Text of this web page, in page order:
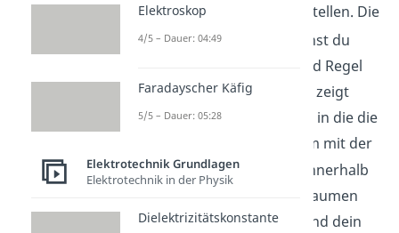
vom Anfang wiederherzustellen. Die
Richtung der Kraft
kannst du
wieder mit der Linken Hand Regel
überprüfen. Dein Daumen zeigt
dieses mal in die Richtung, in die die
fließen. Also, im mit der
Kraft
bewegten Leiter innerhalb
des Magnetes, zeigt der Daumen
die Zeichenebene hinein und dein
Elektroskop
4/5 – Dauer: 04:49
Faradayscher Käfig
5/5 – Dauer: 05:28
Elektrotechnik Grundlagen
Elektrotechnik in der Physik
Dielektrizitätskonstante